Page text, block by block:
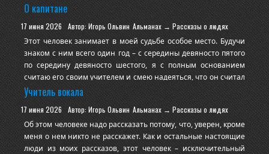
Кроме этого, это рецензия на два художественных фильма и
один сериал.
Как и в прошлый раз, мое повествование будет во многом
иносказательным, склеенным из многих фрагме
О капитане
17 июня 2026 Автор: Игорь Ольвин Альманах → Рассказы о людях
Этот человек занимает в моей судьбе особое место. Будучи
знаком с ним всего один год – с середины девяносто пятого
по середину девяносто шестого, я с полным основанием
считаю его своим учителем и смею надеяться, что он считал
меня не последним своим учеником. Без всяких скидок, до
сущего зазнайства горжусь, что на сайте Универа в кратком
резюме и списке защит его диссертационного совета
значитс
Учитель вокала
17 июня 2026 Автор: Игорь Ольвин Альманах → Рассказы о людях
Об этом человеке надо рассказать потому, что, уверен, кроме
меня о нем никто не расскажет. Как и остальные настоящие
люди из моих рассказов, этот человек – исключительный